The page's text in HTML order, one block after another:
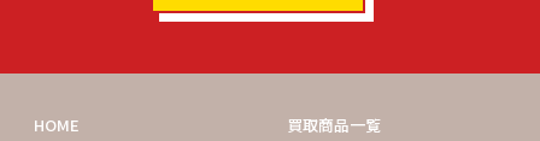
HOME
買取商品一覧